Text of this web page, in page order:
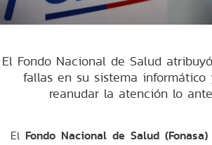
El Fondo Nacional de Salud
fallas en su sistema informático
reanudar la atención lo
El Fondo Nacional de Salud (Fonasa)